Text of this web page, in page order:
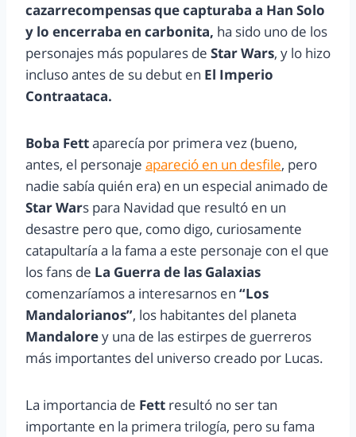
cazarrecompensas que capturaba a Han Solo
y lo encerraba en carbonita, ha sido uno de los
personajes más populares de Star Wars, y lo hizo
incluso antes de su debut en El Imperio
Contraataca.
Boba Fettaparecía por primera vez (bueno,
antes, el personaje apareció en un desfile, pero
nadie sabía quién era) en un especial animado de
Star Wars para Navidad que resultó en un
desastre pero que, como digo, curiosamente
catapultaría a la fama a este personaje con el que
los fans de La Guerra de las Galaxias
comenzaríamos a interesarnos en “Los
Mandalorianos”, los habitantes del planeta
Mandalorey una de las estirpes de guerreros
más importantes del universo creado por Lucas.
La importancia de Fett resultó no ser tan
importante en la primera trilogía, pero su fama